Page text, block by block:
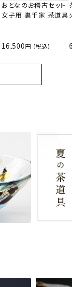
おとなのお稽古セット
女子用 裏千家 茶道具
16,500 (税込)